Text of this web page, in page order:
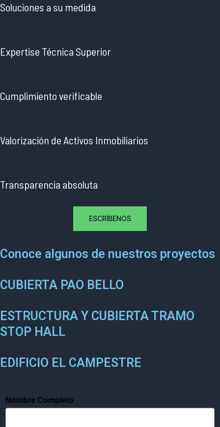
Soluciones a su medida
Expertise Técnica Superior
Cumplimiento verificable
Valorización de Activos Inmobiliarios
Transparencia absoluta
ESCRÍBENOS
Conoce algunos de nuestros proyectos
CUBIERTA PAO BELLO
ESTRUCTURA Y CUBIERTA TRAMO
STOP HALL
EDIFICIO EL CAMPESTRE
Nombre Completo